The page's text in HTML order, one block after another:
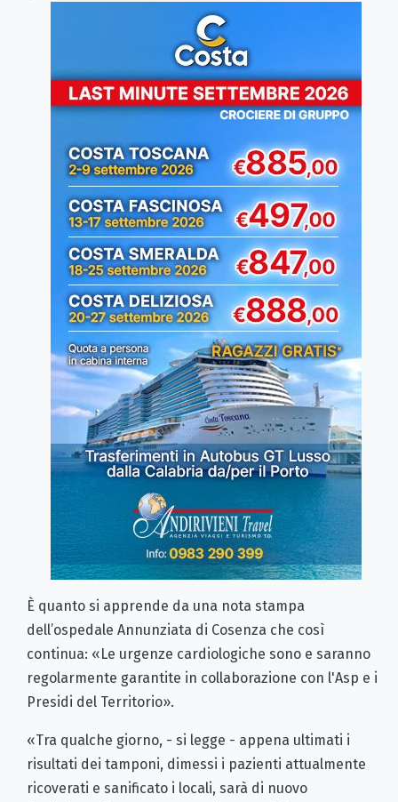
È quanto si apprende da una nota stampa
dell’ospedale Annunziata di Cosenza che così
continua: «Le urgenze cardiologiche sono e saranno
regolarmente garantite in collaborazione con l'Asp e i
Presidi del Territorio».
«Tra qualche giorno, - si legge - appena ultimati i
risultati dei tamponi, dimessi i pazienti attualmente
ricoverati e sanificato i locali, sarà di nuovo